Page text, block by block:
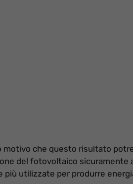
motivo che questo risultato
del fotovoltaico sicuramente
più utilizzate per produrre